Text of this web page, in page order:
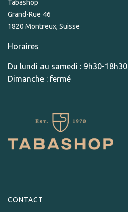
Tabashop
Grand-Rue 46
1820 Montreux, Suisse
Horaires
Du lundi au samedi : 9h30-18h30
Dimanche : fermé
CONTACT